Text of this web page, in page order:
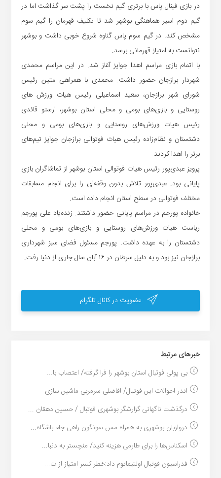
در بازی فینال پاس با برتری گیم نخست را پشت سر گذاشت اما در
گیم دوم اسیر هماهنگی بوشهر شد‌‌ تا تکلیف قهرمان را گیم سوم
مشخص کند. در گیم سوم پاس گناوه شروع خوبی داشت و بوشهر
نتوانست به امتیاز قهرمانی برسد.
با اتمام بازی مراسم اهدا جوایز آغاز شد. در این مراسم محمدی
شهردار برازجان حضور داشت. محمدی با همراهی متین رئیس
شورای شهر برازجان، سعید اسماعیلی رئیس هیات ورزش های
روستایی و بازی‌های بومی و محلی استان بوشهر، ارستو قائدی
رئیس هیات ورزش‌های روستایی و بازی‌های بومی و محلی
دشتستان و نظام‌زاده رئیس هیات فوتوالی برازجان جوایز تیم‌های
برتر را اهدا کردند.
پرویز عبدی‌پور رئیس هیات فوتوالی استان بوشهر از تماشاگران بازی
پایانی بود‌. عبدی‌پور تلاش بدون وقفه‌ای را برای انجام مسابقات
مختلف فوتوالی در سطح استان انجام داده است.
خانواده پورجم در مراسم پایانی حضور داشتند. زنده‌یاد علی پورجم
ریاست هیات ورزش‌های روستایی و بازی‌های بومی و محلی
دشتستان را به عهده داشت. پورجم مسئول فضای سبز شهرداری
برازجان نیز بود و به دلیل سرطان در ۱۶ آبان سال جاری از دنیا رفت.
عضویت در کانال تلگرام
خبر‌های مرتبط
بی پولی فوتبال استان بوشهر را فرا گرفته/ اعتصاب با...
اندر احوالات این فوتبال/ افاضلی سرمربی ماشین سازی ...
درگذشت ناگهانی گزارشگر بوشهری فوتبال / حسین دهقان ...
دروازبان بوشهری به همراه مس سونگون راهی جام باشگاه...
اسکناس‌ها را برای طارمی هزینه کنید/ منچستر به دنبا...
فدراسیون فوتبال اولتیماتوم داد:خطر کسر امتیاز از ت...